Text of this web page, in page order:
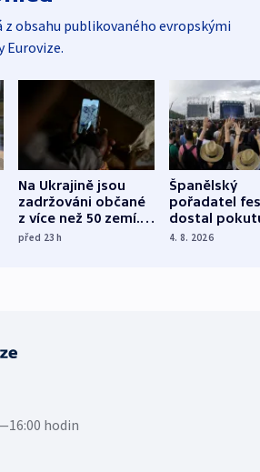
z obsahu publikovaného evropskými
Eurovize.
Na Ukrajině jsou
zadržováni občané
z více než 50 zemí.
Bojovali na straně
před 23h
Španělský
pořadatel
dostal
nekalé
4. 8. 2026
hodin